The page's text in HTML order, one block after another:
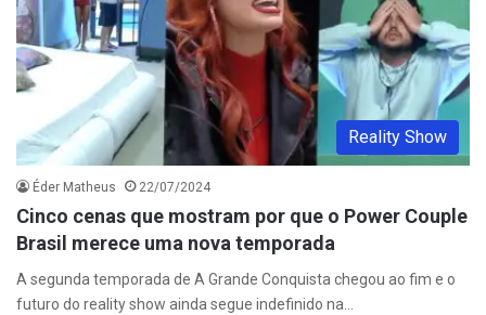
Reality Show
Éder Matheus 22/07/2024
Cinco cenas que mostram por que o Power Couple
Brasil merece uma nova temporada
A segunda temporada de A Grande Conquista chegou ao fim e o
futuro do reality show ainda segue indefinido na…